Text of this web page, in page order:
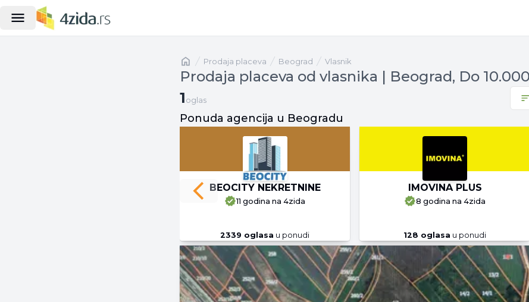
Naslovnaprodaja placeva Beograd vlasnik
Prodaja placeva od vlasnika | Beograd, Do
1 oglas
1 oglas
Ponuda agencija u Beogradu
BEOCITY NEKRETNINE
11 godina na 4zida
2339 oglasa u ponudi
IMOVINA PLUS
8 godina na 4zida
128 oglasa u ponudi
Previous slide